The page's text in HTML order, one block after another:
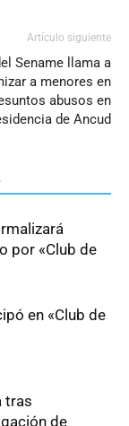
Artículo siguiente
Sename llama a
a menores en
abusos en
de Ancud
por «Club de
en «Club de
tras
de